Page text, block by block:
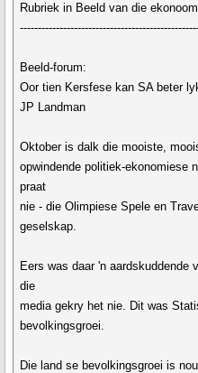
Rubriek in Beeld van die
Beeld-forum:
Oor tien Kersfese kan SA beter
JP Landman
Oktober is dalk die mooiste,
opwindende politiek-ekonomiese
praat
nie - die Olimpiese Spele en
geselskap.
Eers was daar 'n aardskuddende
die
media gekry het nie. Dit was
bevolkingsgroei.
Die land se bevolkingsgroei is